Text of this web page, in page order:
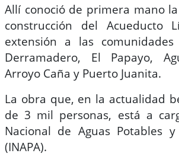
Allí conoció de primera mano
construcción del Acueducto
extensión a las
Derramadero, El Papayo,
Arroyo Caña y Puerto Juanita.
La obra que, en la actualidad
de 3 mil personas, está a
Nacional de Aguas Potables
(INAPA).